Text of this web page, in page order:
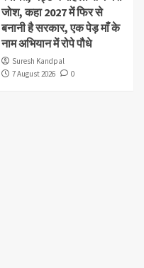
जोश, कहा 2027 में फिर से
बनानी है सरकार, एक पेड़ माँ के
नाम अभियान में रोपे पौधे
Suresh Kandpal
7 August 2026
0